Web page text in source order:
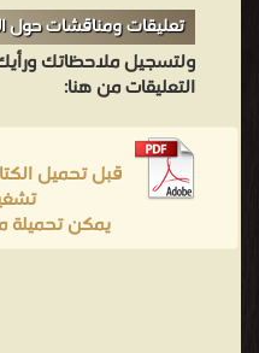
تعليقات ومناقشات حول
ولتسجيل ملاحظاتك
التعليقات من هنا:
قبل تحميل
يمكن تحميلة